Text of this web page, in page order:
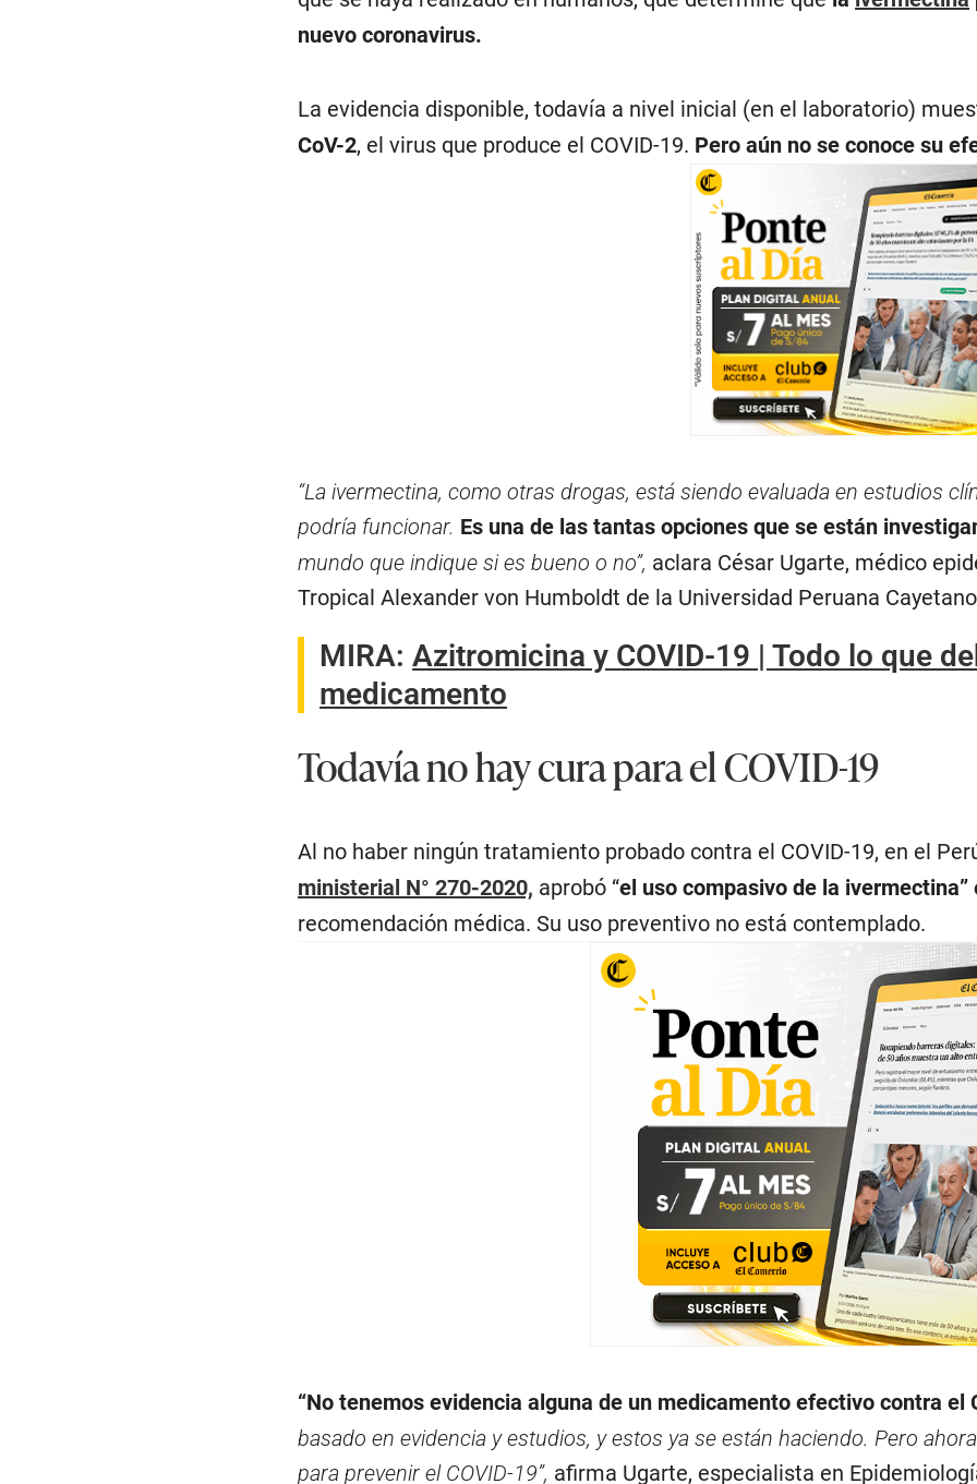
nuevo coronavirus.
La evidencia disponible, todavía a nivel inicial (en el laboratorio)
CoV-2, el virus que produce el COVID-19. Pero aún no se conoce su
“La ivermectina, como otras drogas, está siendo evaluada en estudios
podría funcionar. Es una de las tantas opciones que se están
mundo que indique si es bueno o no”, aclara César Ugarte, médico
Tropical Alexander von Humboldt de la Universidad Peruana
MIRA:Azitromicina y COVID-19 | Todo lo que
medicamento
Todavía no hay cura para el COVID-19
Al no haber ningún tratamiento probado contra el COVID-19, en el
ministerial N° 270-2020, aprobó “el uso compasivo de la
recomendación médica. Su uso preventivo no está contemplado.
“No tenemos evidencia alguna de un medicamento efectivo contra el
basado en evidencia y estudios, y estos ya se están haciendo. Pero
para prevenir el COVID-19”, afirma Ugarte, especialista en